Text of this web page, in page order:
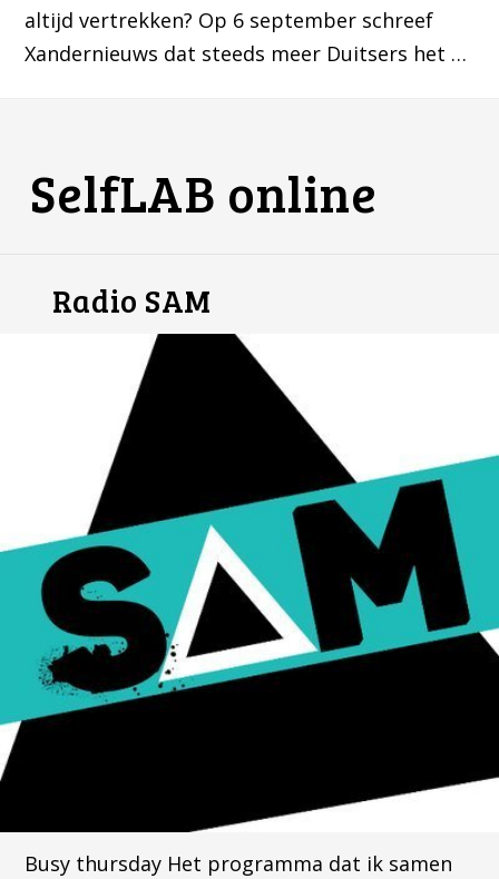
altijd vertrekken? Op 6 september schreef
Xandernieuws dat steeds meer Duitsers het …
SelfLAB online
Radio SAM
Busy thursday Het programma dat ik samen